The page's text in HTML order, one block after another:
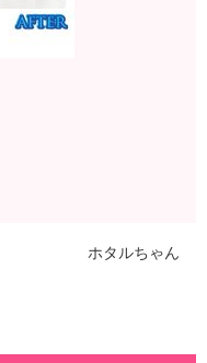
ホタルちゃん